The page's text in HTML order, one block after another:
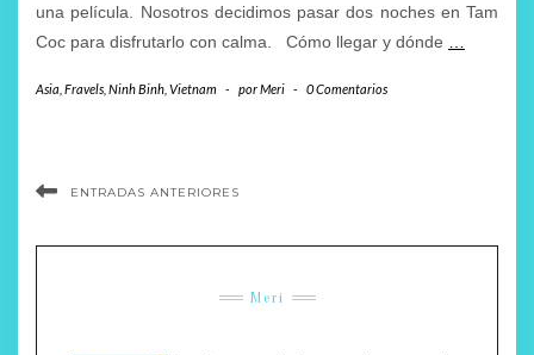
una película. Nosotros decidimos pasar dos noches en Tam
Coc para disfrutarlo con calma. Cómo llegar y dónde
Asia Fravels Ninh Binh Vietnam - porMeri - 0 Comentarios
ENTRADAS ANTERIORES
Meri